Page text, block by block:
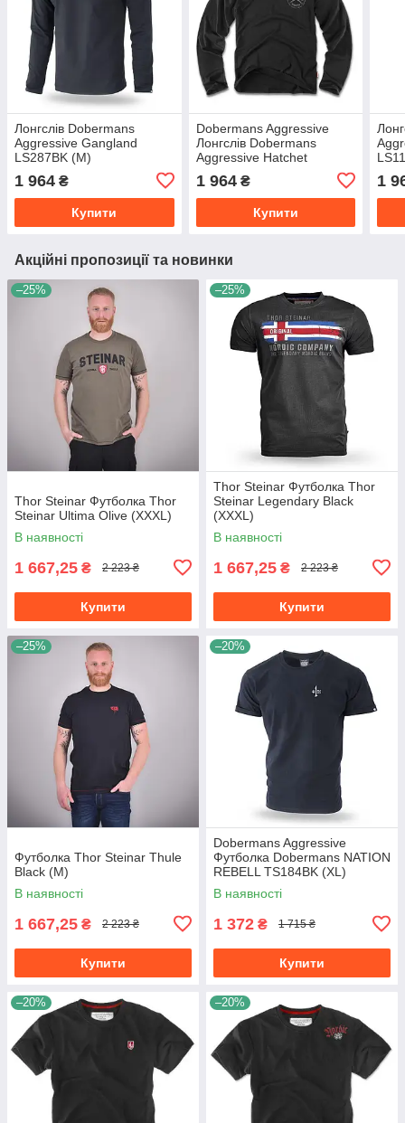
Лонгслів Dobermans
Aggressive Gangland
LS287BK (M)
1 964 ₴
Купити
Dobermans Aggressive
Лонгслів Dobermans
Aggressive Hatchet
1 964₴
Купити
1
Акційні пропозиції та новинки
–25%
Thor Steinar Футболка Thor
Steinar Ultima Olive (XXXL)
В наявності
1 667,25 ₴ 2 223 ₴
Купити
–25%
Thor Steinar Футболка Thor
Steinar Legendary Black
(XXXL)
В наявності
1 667,25 ₴ 2 223 ₴
Купити
–25%
Футболка Thor Steinar Thule
Black (M)
В наявності
1 667,25 ₴ 2 223 ₴
Купити
–20%
Dobermans Aggressive
Футболка Dobermans NATION
REBELL TS184BK (XL)
В наявності
1 372 ₴ 1 715 ₴
Купити
–20% –20%